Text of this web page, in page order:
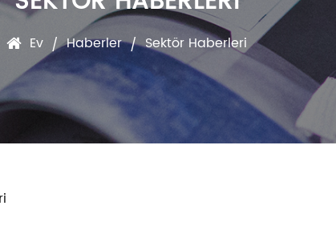
Ev /Haberler/Sektör Haberleri